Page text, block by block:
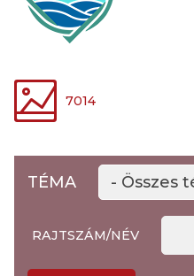
7014
TÉMA - Összes
RAJTSZÁM/NÉV